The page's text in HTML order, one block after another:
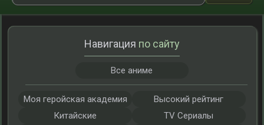
Навигация по сайту
Все аниме
Моя геройская академия
Высокий рейтинг
Китайские
TV Сериалы